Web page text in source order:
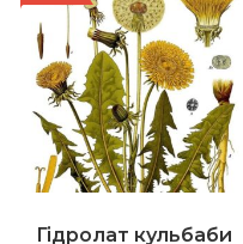
Гідролат кульбаби